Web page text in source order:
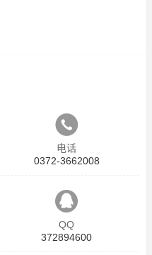
电话
0372-3662008
QQ
372894600